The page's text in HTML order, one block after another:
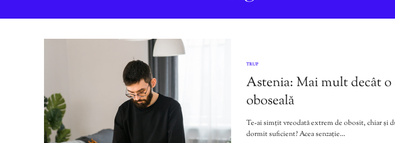
TRUP
Astenia: Mai mult decât o
oboseală
Te-ai simțit vreodată extrem de obosit, chiar și
dormit suficient? Acea senzație…